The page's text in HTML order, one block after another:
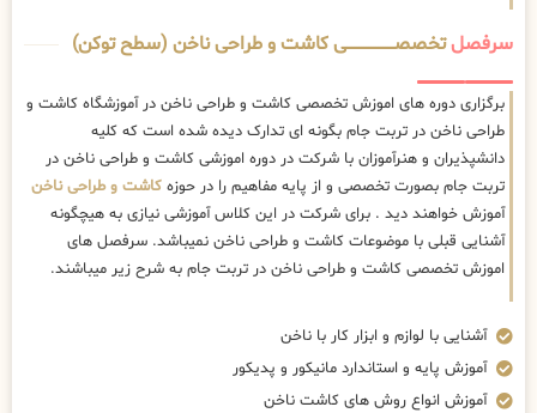
سرفصلتخصصــــــــــــــــــــی کاشت و طراحی ناخن (سطح توکن)
برگزاری دوره های اموزش تخصصی کاشت و طراحی ناخن در آموزشگاه کاشت و
طراحی ناخن در تربت جام بگونه ای تدارک دیده شده است که کلیه
دانشپذیران و هنرآموزان با شرکت در دوره اموزشی کاشت و طراحی ناخن در
تربت جام بصورت تخصصی و از پایه مفاهیم را در حوزه کاشت و طراحی ناخن
آموزش خواهند دید . برای شرکت در این کلاس آموزشی نیازی به هیچگونه
آشنایی قبلی با موضوعات کاشت و طراحی ناخن نمیباشد. سرفصل های
اموزش تخصصی کاشت و طراحی ناخن در تربت جام به شرح زیر میباشند.
آشنایی با لوازم و ابزار کار با ناخن
آموزش پایه و استاندارد مانیکور و پدیکور
آموزش انواع روش های کاشت ناخن